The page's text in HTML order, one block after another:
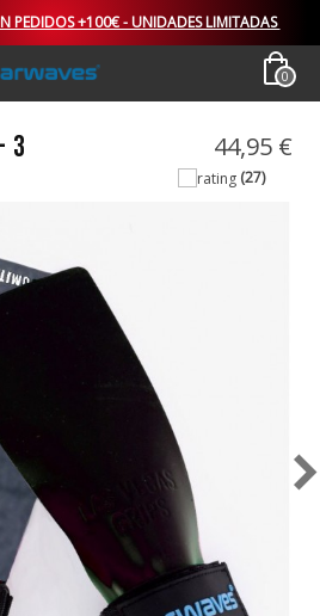
PEDIDOS +100€ - UNIDADES LIMITADAS
0
3 44,95 €
(27)